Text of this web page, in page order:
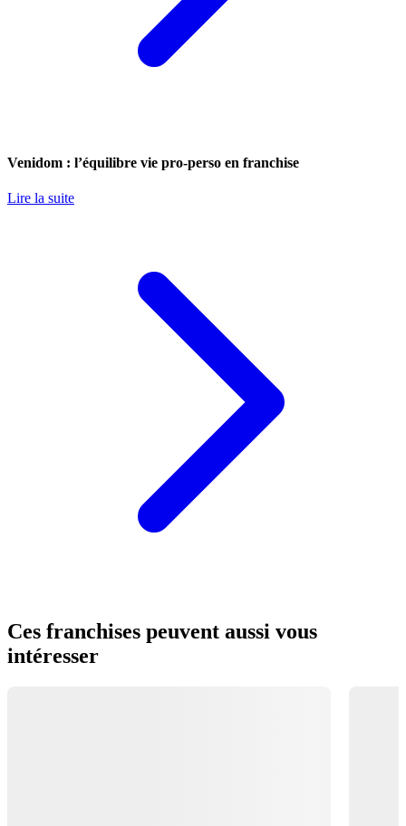
Venidom : l’équilibre vie pro-perso en franchise
Lire la suite
Ces franchises peuvent aussi vous
intéresser